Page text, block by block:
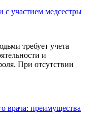
с участием медсестры
требует учета
и
При отсутствии
врача: преимущества